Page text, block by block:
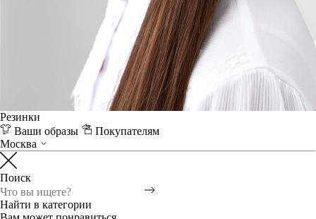
Резинки
Ваши образы
Покупателям
Москва
Поиск
Найти в категории